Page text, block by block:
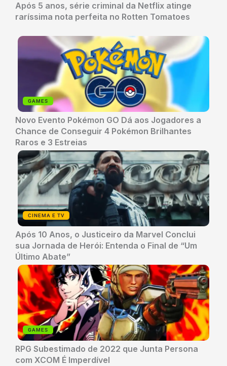
Após 5 anos, série criminal da Netflix atinge
raríssima nota perfeita no Rotten Tomatoes
GAMES
Novo Evento Pokémon GO Dá aos Jogadores a
Chance de Conseguir 4 Pokémon Brilhantes
Raros e 3 Estreias
CINEMA E TV
Após 10 Anos, o Justiceiro da Marvel Conclui
sua Jornada de Herói: Entenda o Final de “Um
Último Abate”
GAMES
RPG Subestimado de 2022 que Junta Persona
com XCOM É Imperdível